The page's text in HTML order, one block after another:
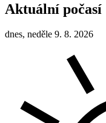
Aktuální počasí
dnes, neděle 9. 8. 2026